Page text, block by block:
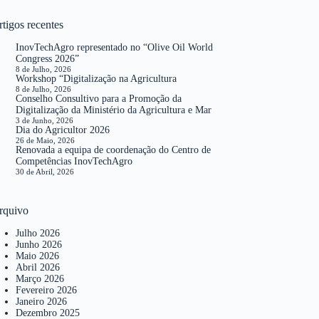
recentes
InovTechAgro representado no “Olive Oil World
Congress 2026”
8 de Julho, 2026
Workshop “Digitalização na Agricultura
8 de Julho, 2026
Conselho Consultivo para a Promoção da
Digitalização da Ministério da Agricultura e Mar
3 de Junho, 2026
Dia do Agricultor 2026
26 de Maio, 2026
Renovada a equipa de coordenação do Centro de
Competências InovTechAgro
30 de Abril, 2026
Julho 2026
Junho 2026
Maio 2026
Abril 2026
Março 2026
Fevereiro 2026
Janeiro 2026
Dezembro 2025